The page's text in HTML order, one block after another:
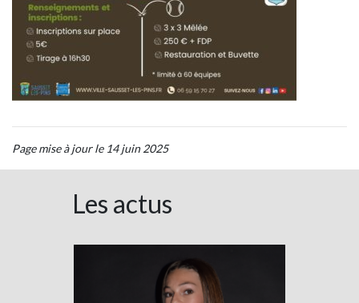
Page mise à jour le 14 juin 2025
Les actus